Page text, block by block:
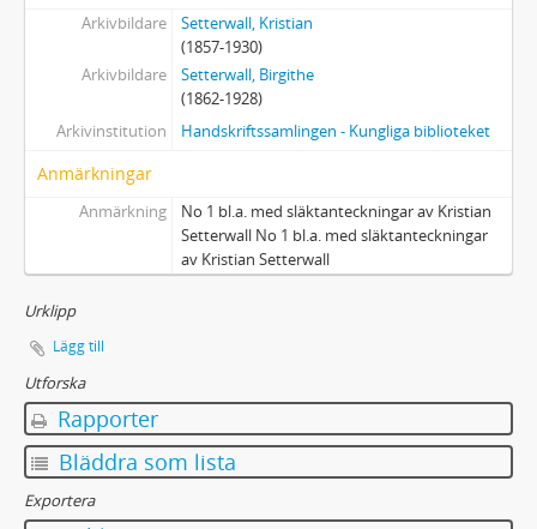
Arkivbildare
Setterwall, Kristian
(1857-1930)
Arkivbildare
Setterwall, Birgithe
(1862-1928)
Arkivinstitution
Handskriftssamlingen - Kungliga biblioteket
Anmärkningar
Anmärkning
No 1 bl.a. med släktanteckningar av Kristian
Setterwall No 1 bl.a. med släktanteckningar
av Kristian Setterwall
Urklipp
Lägg till
Utforska
Rapporter
Bläddra som lista
Exportera